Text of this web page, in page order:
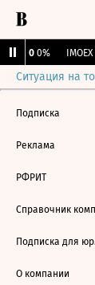
0 0% IMOEX
Ситуация на
Подписка
Реклама
РФРИТ
Справочник
Подписка для
О компании